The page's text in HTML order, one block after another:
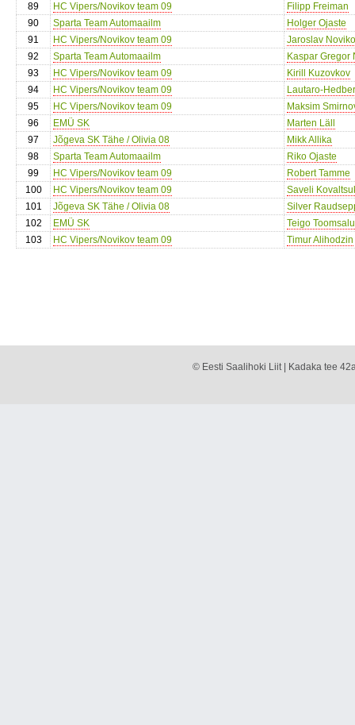
89
HC Vipers/Novikov team 09
Filipp Freiman
90
Sparta Team Automaailm
Holger Ojaste
91
HC Vipers/Novikov team 09
Jaroslav
92
Sparta Team Automaailm
Kaspar Gregor
93
HC Vipers/Novikov team 09
Kirill Kuzovkov
94
HC Vipers/Novikov team 09
Lautaro-
95
HC Vipers/Novikov team 09
Maksim
96
EMÜ SK
Marten Läll
97
Jõgeva SK Tähe / Olivia 08
Mikk Allika
98
Sparta Team Automaailm
Riko Ojaste
99
HC Vipers/Novikov team 09
Robert Tamme
100
HC Vipers/Novikov team 09
Saveli
101
Jõgeva SK Tähe / Olivia 08
Silver
102
EMÜ SK
Teigo Toomsalu
103
HC Vipers/Novikov team 09 Timur Alihodzin
© Eesti Saalihoki Liit | Kadaka tee